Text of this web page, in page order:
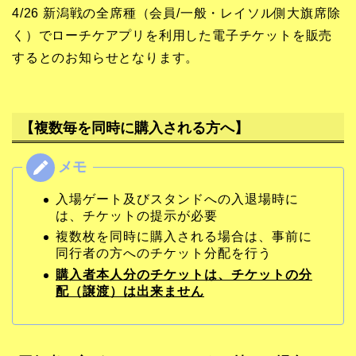
4/26 新潟戦の全席種（会員/一般・レイソル側大旗席除
く）でローチケアプリを利用した電子チケットを販売
するとのお知らせとなります。
【複数毎を同時に購入される方へ】
入場ゲート及びスタンドへの入退場時に
は、チケットの提示が必要
複数枚を同時に購入される場合は、事前に
同行者の方へのチケット分配を行う
購入者本人分のチケットは、チケットの分
配（譲渡）は出来ません